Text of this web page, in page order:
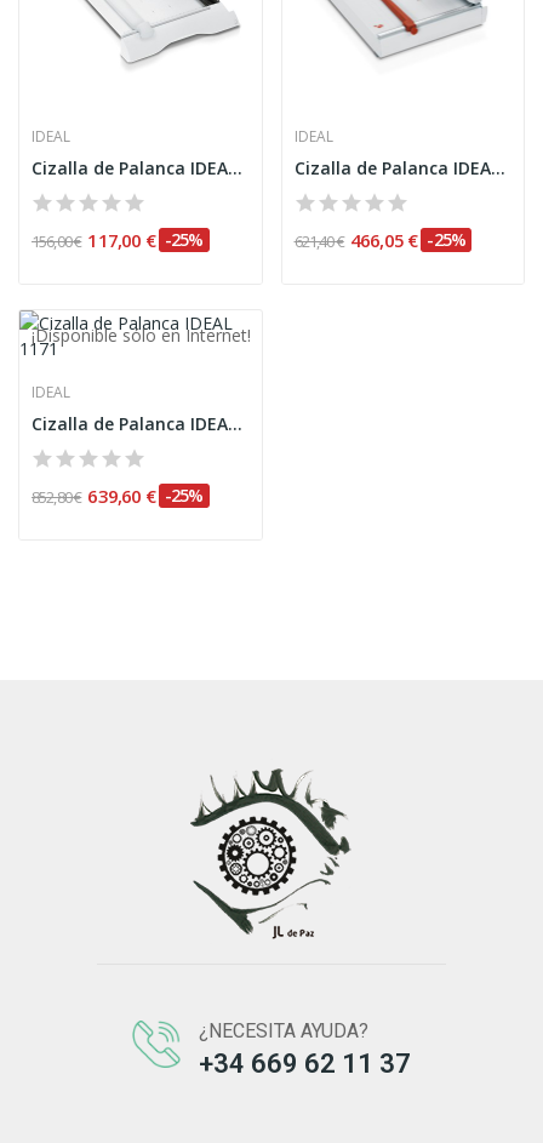
IDEAL
Cizalla de Palanca IDEAL 1142
156,00 € 117,00 € -25%
IDEAL
Cizalla de Palanca IDEAL 1158
621,40 € 466,05 € -25%
¡Disponible sólo en Internet!
IDEAL
Cizalla de Palanca IDEAL 1171
852,80 € 639,60 € -25%
¿NECESITA AYUDA?
+34 669 62 11 37